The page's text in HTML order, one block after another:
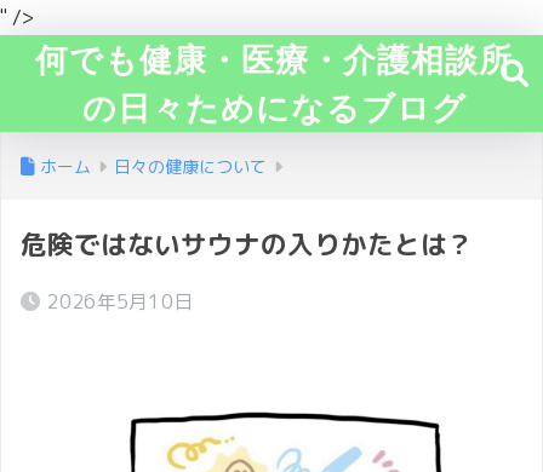
" />
何でも健康・医療・介護相談所
の日々ためになるブログ
ホーム 日々の健康について
危険ではないサウナの入りかたとは？
2026年5月10日